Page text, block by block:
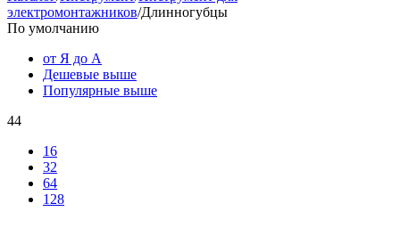
электромонтажников/Длинногубцы
По умолчанию
от Я до А
Дешевые выше
Популярные выше
44
16
32
64
128